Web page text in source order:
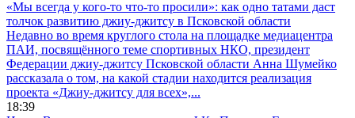
«Мы всегда у кого-то что-то просили»: как одно татами даст
толчок развитию джиу-джитсу в Псковской области
Недавно во время круглого стола на площадке медиацентра
ПАИ, посвящённого теме спортивных НКО, президент
Федерации джиу-джитсу Псковской области Анна Шумейко
рассказала о том, на какой стадии находится реализация
проекта «Джиу-джитсу для всех»,...
18:39